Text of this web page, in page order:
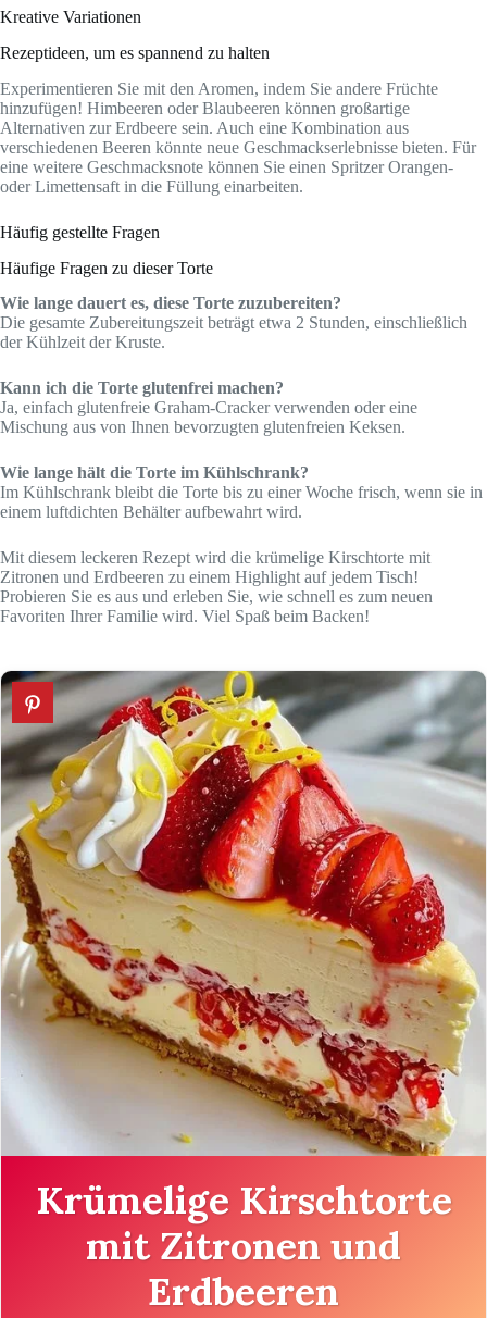
Kreative Variationen
Rezeptideen, um es spannend zu halten
Experimentieren Sie mit den Aromen, indem Sie andere Früchte
hinzufügen! Himbeeren oder Blaubeeren können großartige
Alternativen zur Erdbeere sein. Auch eine Kombination aus
verschiedenen Beeren könnte neue Geschmackserlebnisse bieten. Für
eine weitere Geschmacksnote können Sie einen Spritzer Orangen-
oder Limettensaft in die Füllung einarbeiten.
Häufig gestellte Fragen
Häufige Fragen zu dieser Torte
Wie lange dauert es, diese Torte zuzubereiten?
Die gesamte Zubereitungszeit beträgt etwa 2 Stunden, einschließlich
der Kühlzeit der Kruste.
Kann ich die Torte glutenfrei machen?
Ja, einfach glutenfreie Graham-Cracker verwenden oder eine
Mischung aus von Ihnen bevorzugten glutenfreien Keksen.
Wie lange hält die Torte im Kühlschrank?
Im Kühlschrank bleibt die Torte bis zu einer Woche frisch, wenn sie in
einem luftdichten Behälter aufbewahrt wird.
Mit diesem leckeren Rezept wird die krümelige Kirschtorte mit
Zitronen und Erdbeeren zu einem Highlight auf jedem Tisch!
Probieren Sie es aus und erleben Sie, wie schnell es zum neuen
Favoriten Ihrer Familie wird. Viel Spaß beim Backen!
Krümelige Kirschtorte
mit Zitronen und
Erdbeeren